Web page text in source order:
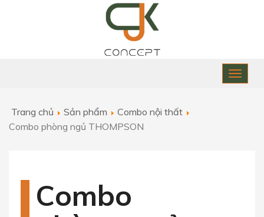
Toggle
Trang chủ
Sản phẩm
Combo nội thất
Combo phòng ngủ THOMPSON
Combo